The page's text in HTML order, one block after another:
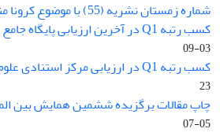
شماره زمستان نشریه (55) با موضوع کرونا منتشر شد.
کسب رتبه Q1 در آخرین ارزیابی پایگاه جامع علوم استنادی ...
03-09
کسب رتبه Q1 در ارزیابی مرکز استنادی علوم جهان اسلام ...
23
چاپ مقالات برگزیده ششمین همایش بین
05-07